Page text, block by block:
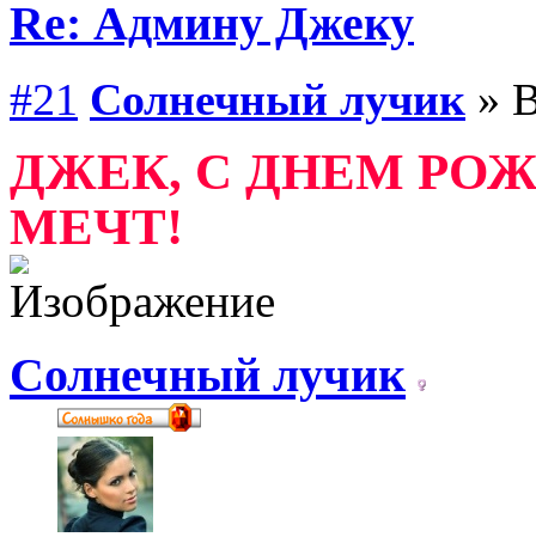
Re: Админу Джеку
#21 Солнечный лучик »
ДЖЕК, С ДНЕМ
МЕЧТ!
Солнечный лучик